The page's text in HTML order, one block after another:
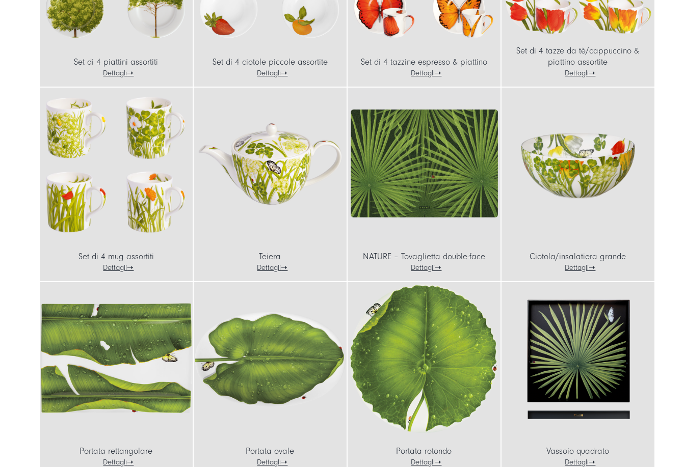
Set di 4 piattini assortiti
Dettagli
Set di 4 ciotole piccole assortite
Dettagli
Set di 4 tazzine espresso & piattino
Dettagli
Set di 4 tazze da tè/cappuccino &
piattino assortite
Dettagli
Set di 4 mug assortiti
Dettagli
Teiera
Dettagli
NATURE – Tovaglietta double-face
Dettagli
Ciotola/insalatiera grande
Dettagli
Portata rettangolare
Dettagli
Portata ovale
Dettagli
Portata rotondo
Dettagli
Vassoio quadrato
Dettagli